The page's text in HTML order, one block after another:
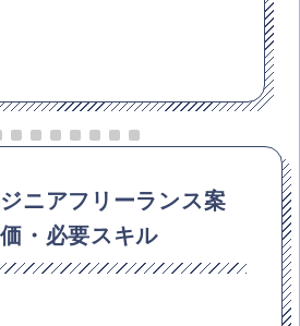
ニアフリーランス案
・必要スキル